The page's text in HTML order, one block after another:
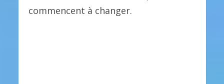
commencent à changer.